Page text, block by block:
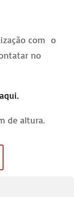
com o
no
de altura.